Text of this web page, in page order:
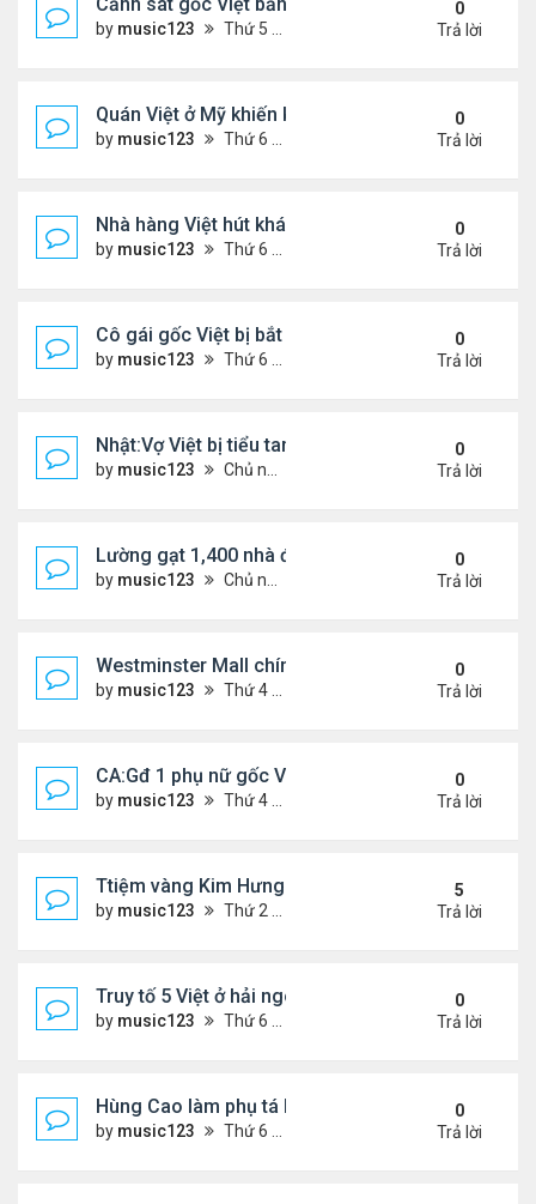
by music123 Thứ 5 Tháng 11 13, 2025 2:21 pm
0
Trả lời
Quán Việt ở Mỹ khiến khách đặt hàng trước cả
by music123 Thứ 6 Tháng 11 07, 2025 7:42 pm
0
Trả lời
Nhà hàng Việt hút khách ở Đức
by music123 Thứ 6 Tháng 11 07, 2025 7:38 pm
0
Trả lời
Cô gái gốc Việt bị bắt sau vụ xả súng ..
by music123 Thứ 6 Tháng 11 07, 2025 7:33 pm
0
Trả lời
Nhật:Vợ Việt bị tiểu tam sát hại thê thảm
by music123 Chủ nhật Tháng 11 02, 2025 6:36 pm
0
Trả lời
Lường gạt 1,400 nhà đầu tư, 2 ông bà gốc Việt ở
by music123 Chủ nhật Tháng 11 02, 2025 6:27 pm
0
Trả lời
Westminster Mall chính thức đóng cửa
by music123 Thứ 4 Tháng 10 22, 2025 6:55 pm
0
Trả lời
CA:Gđ 1 phụ nữ gốc Việt tử vong tại nhà riêng
by music123 Thứ 4 Tháng 10 22, 2025 5:05 pm
0
Trả lời
Ttiệm vàng Kim Hưng phẫn uất sau vụ cướp
by music123 Thứ 2 Tháng 9 08, 2025 11:54 am
5
Trả lời
Truy tố 5 Việt ở hải ngoại chống chính quyền nhân
by music123 Thứ 6 Tháng 10 03, 2025 6:23 pm
0
Trả lời
Hùng Cao làm phụ tá bộ trưởngHải Quân
by music123 Thứ 6 Tháng 10 03, 2025 6:01 pm
0
Trả lời